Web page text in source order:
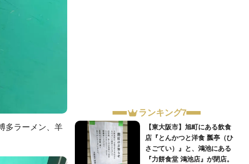
多ラーメン、羊
ランキング7
【東大阪市】旭町にある飲食
店『とんかつと洋食 瓢亭（ひ
さごてい）』と、鴻池にある
『力餅食堂 鴻池店』が閉店。